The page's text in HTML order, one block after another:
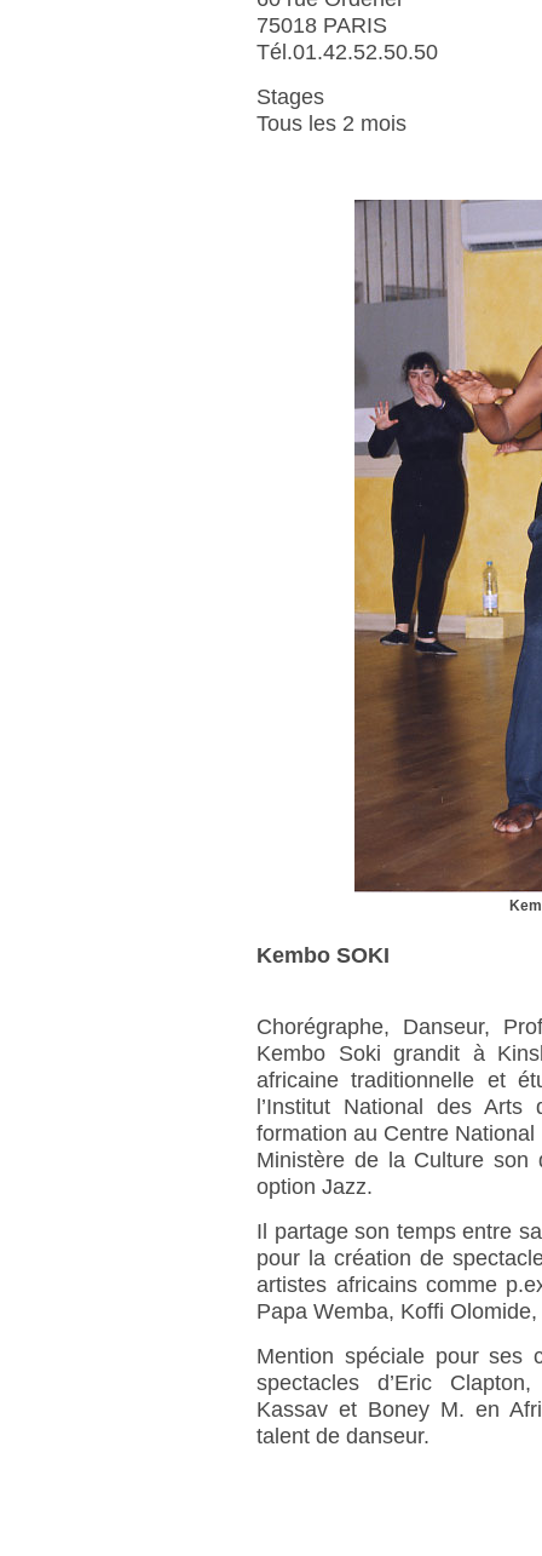
75018 PARIS
Tél.01.42.52.50.50
Stages
Tous les 2 mois
Kembo SOKI
Chorégraphe, Danseur,
Kembo Soki grandit à
africaine traditionnelle et
l’Institut National des
formation au Centre
Ministère de la Culture son
option Jazz.
Il partage son temps entre
pour la création de
artistes africains comme
Papa Wemba, Koffi
Mention spéciale pour ses
spectacles d’Eric
Kassav et Boney M. en
talent de danseur.